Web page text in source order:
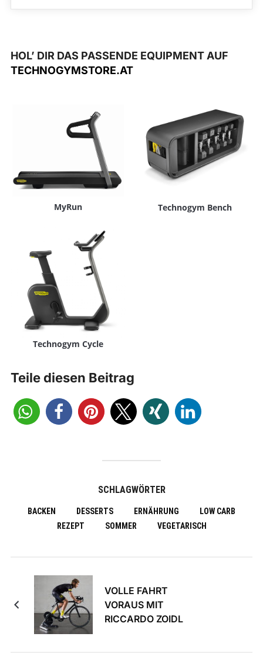
HOL’ DIR DAS PASSENDE EQUIPMENT AUF
TECHNOGYMSTORE.AT
MyRun Technogym Bench
Technogym Cycle
Teile diesen Beitrag
SCHLAGWÖRTER
BACKEN DESSERTS ERNÄHRUNG
LOW CARB
REZEPT
SOMMER VEGETARISCH
VOLLE FAHRT
VORAUS MIT
RICCARDO ZOIDL